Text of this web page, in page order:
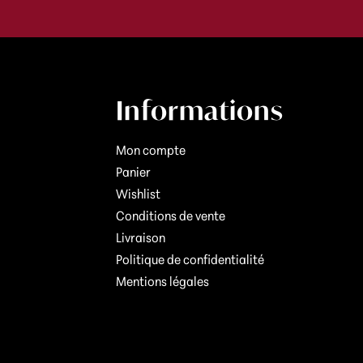
Informations
Mon compte
Panier
Wishlist
Conditions de vente
Livraison
Politique de confidentialité
Mentions légales